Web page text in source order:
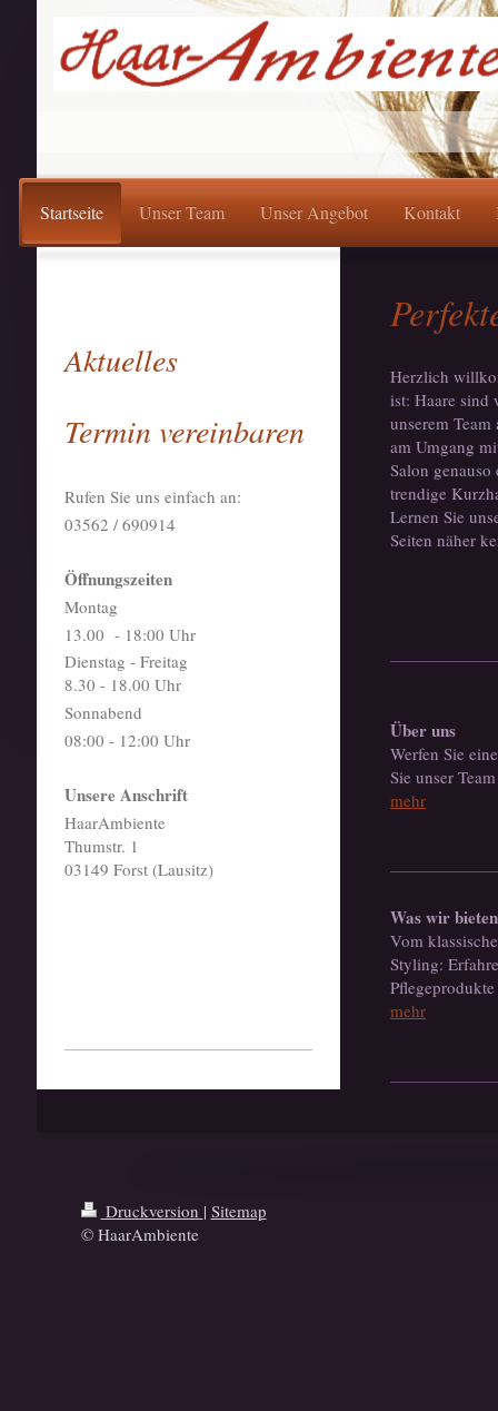
Startseite Unser Team Unser Angebot Kontakt
Herzlich
ist: Haare sind
unserem
am Umgang
Salon
trendige
Lernen Sie
Seiten näher
Über uns
Werfen Sie
Sie unser
mehr
Was wir bieten
Vom
Styling:
mehr
Aktuelles
Termin vereinbaren
Rufen Sie uns einfach an:
03562 / 690914
Öffnungszeiten
Montag
13.00 - 18:00 Uhr
Dienstag - Freitag
8.30 - 18.00 Uhr
Sonnabend
08:00 - 12:00 Uhr
Unsere Anschrift
HaarAmbiente
Thumstr. 1
03149 Forst (Lausitz)
Druckversion | Sitemap
© HaarAmbiente